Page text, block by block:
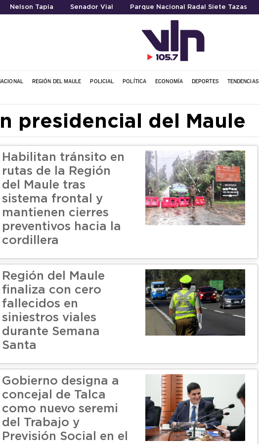
Nelson Tapia Senador Vial Parque Nacional Radal Siete Tazas
REGIÓN DEL MAULE POLICIAL POLÍTICA ECONOMÍA DEPORTES TENDENCIAS
presidencial del Maule
Habilitan tránsito en
rutas de la Región
del Maule tras
sistema frontal y
mantienen cierres
preventivos hacia la
cordillera
Región del Maule
finaliza con cero
fallecidos en
siniestros viales
durante Semana
Santa
Gobierno designa a
concejal de Talca
como nuevo seremi
del Trabajo y
Previsión Social en el